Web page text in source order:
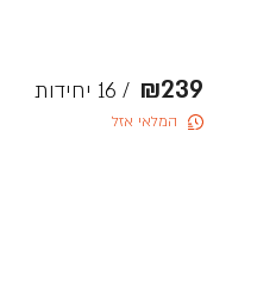
/ 16 יחידות ₪239
המלאי אזל